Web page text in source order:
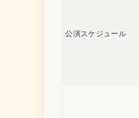
公演スケジュール